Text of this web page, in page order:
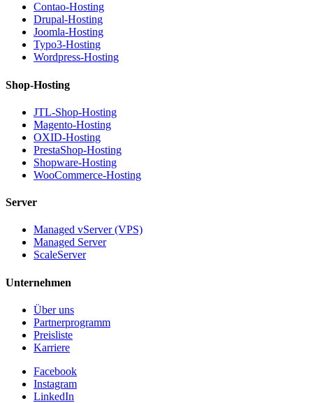
Contao-Hosting
Drupal-Hosting
Joomla-Hosting
Typo3-Hosting
Wordpress-Hosting
Shop-Hosting
JTL-Shop-Hosting
Magento-Hosting
OXID-Hosting
PrestaShop-Hosting
Shopware-Hosting
WooCommerce-Hosting
Server
Managed vServer (VPS)
Managed Server
ScaleServer
Unternehmen
Über uns
Partnerprogramm
Preisliste
Karriere
Facebook
Instagram
LinkedIn